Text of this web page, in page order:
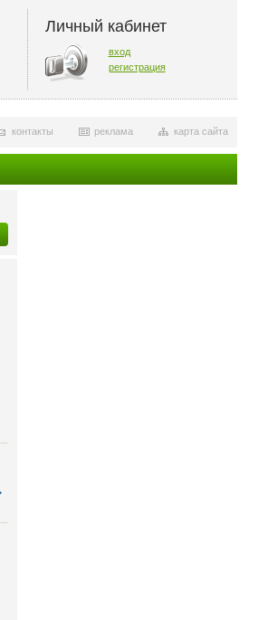
Личный кабинет
вход
регистрация
карта сайта
реклама
контакты